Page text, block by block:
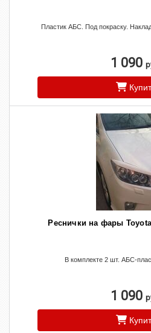
Пластик АБС. Под покраску.
1 090
Реснички на фары
В комплекте 2 шт. АБС-
1 090